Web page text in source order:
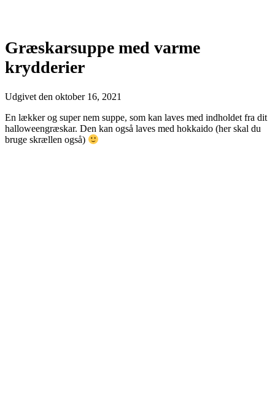
Græskarsuppe med varme
krydderier
Udgivet den oktober 16, 2021
En lækker og super nem suppe, som kan laves med indholdet fra dit
halloweengræskar. Den kan også laves med hokkaido (her skal du
bruge skrællen også)